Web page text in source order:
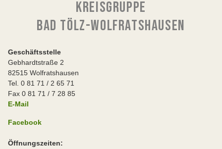
KREISGRUPPE
BAD TÖLZ-WOLFRATSHAUSEN
Geschäftsstelle
Gebhardtstraße 2
82515 Wolfratshausen
Tel. 0 81 71 / 2 65 71
Fax 0 81 71 / 7 28 85
E-Mail
Facebook
Öffnungszeiten: